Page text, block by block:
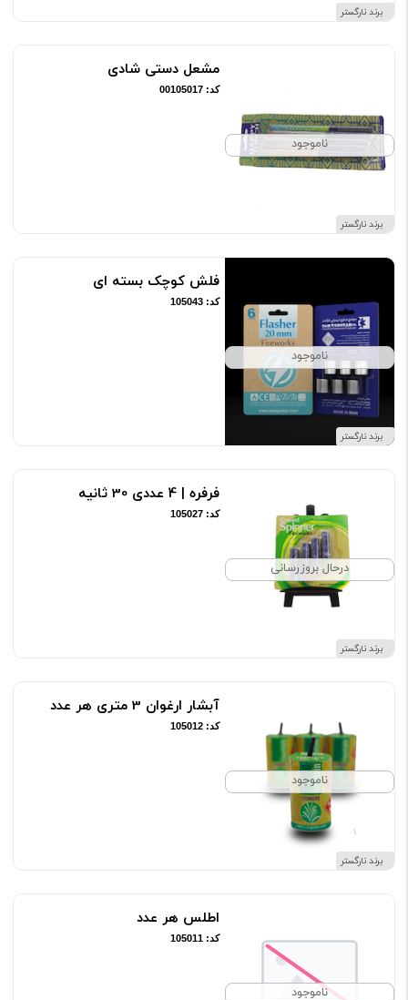
برند نارگستر
ناموجود
برند نارگستر
مشعل دستی شادی
کد: 00105017
ناموجود
برند نارگستر
فلش کوچک بسته ای
کد: 105043
درحال بروزرسانی
برند نارگستر
فرفره | 4 عددی 30 ثانیه
کد: 105027
ناموجود
برند نارگستر
آبشار ارغوان 3 متری هر عدد
کد: 105012
ناموجود
اطلس هر عدد
کد: 105011